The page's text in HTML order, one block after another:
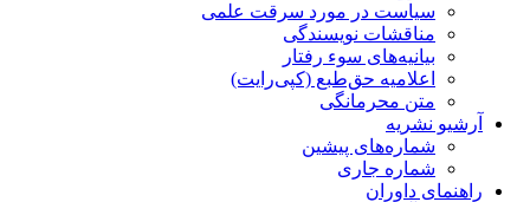
سیاست در مورد سرقت علمی
مناقشات نویسندگی
بیانیه‌های سوء رفتار
اعلامیه حق‌طبع (کپی‌رایت)
متن محرمانگی
آرشیو نشریه
شماره‌های پیشین
شماره جاری
راهنمای داوران